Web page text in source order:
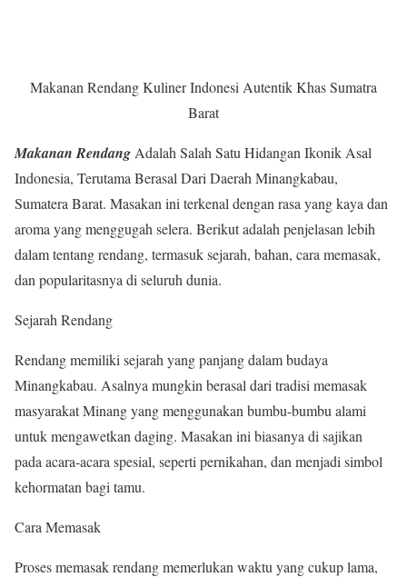
Makanan Rendang Kuliner Indonesi Autentik Khas Sumatra
Barat
Makanan Rendang Adalah Salah Satu Hidangan Ikonik Asal
Indonesia, Terutama Berasal Dari Daerah Minangkabau,
Sumatera Barat. Masakan ini terkenal dengan rasa yang kaya dan
aroma yang menggugah selera. Berikut adalah penjelasan lebih
dalam tentang rendang, termasuk sejarah, bahan, cara memasak,
dan popularitasnya di seluruh dunia.
Sejarah Rendang
Rendang memiliki sejarah yang panjang dalam budaya
Minangkabau. Asalnya mungkin berasal dari tradisi memasak
masyarakat Minang yang menggunakan bumbu-bumbu alami
untuk mengawetkan daging. Masakan ini biasanya di sajikan
pada acara-acara spesial, seperti pernikahan, dan menjadi simbol
kehormatan bagi tamu.
Cara Memasak
Proses memasak rendang memerlukan waktu yang cukup lama,